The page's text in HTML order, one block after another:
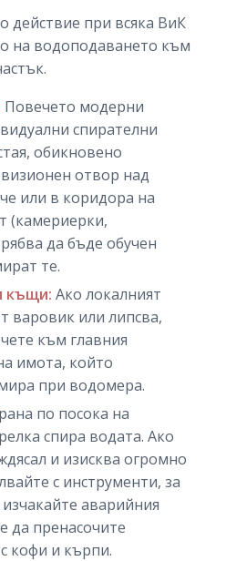
действие при всяка ВиК
на водоподаването към
Повечето модерни
спирателни
обикновено
отвор над
или в коридора на
(камериерки,
да бъде обучен
те.
къщи: Ако локалният
варовик или липсва,
към главния
имота, който
при водомера.
по посока на
спира водата. Ако
и изисква огромно
с инструменти, за
аварийния
да пренасочите
кофи и кърпи.